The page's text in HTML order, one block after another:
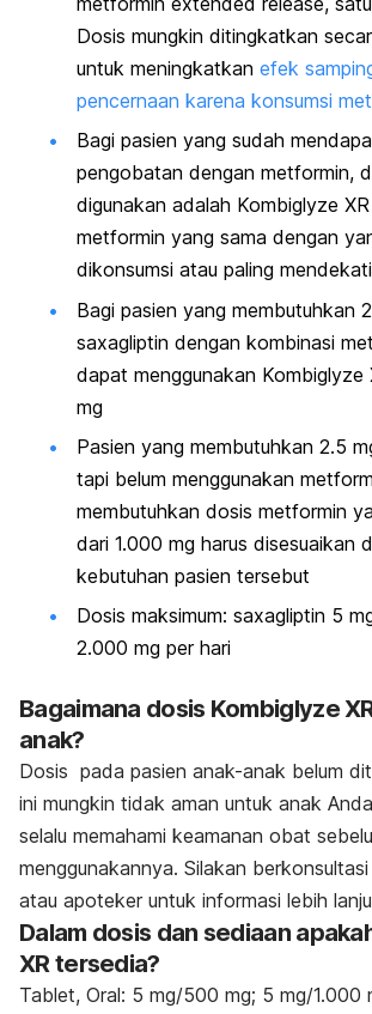
Dosis mungkin ditingkatkan
untuk meningkatkan efek
pencernaan karena konsumsi
Bagi pasien yang sudah
pengobatan dengan metformin,
digunakan adalah Kombiglyze
metformin yang sama dengan
dikonsumsi atau paling
Bagi pasien yang membutuhkan
saxagliptin dengan kombinasi
dapat menggunakan Kombiglyze
mg
Pasien yang membutuhkan 2.5
tapi belum menggunakan
membutuhkan dosis metformin
dari 1.000 mg harus disesuaikan
kebutuhan pasien tersebut
Dosis maksimum: saxagliptin 5
2.000 mg per hari
Bagaimana dosis Kombiglyze
anak?
Dosis pada pasien anak-anak belum
ini mungkin tidak aman untuk anak
selalu memahami keamanan obat
menggunakannya. Silakan
atau apoteker untuk informasi lebih
Dalam dosis dan sediaan
XR tersedia?
Tablet, Oral: 5 mg/500 mg; 5 mg/1.000